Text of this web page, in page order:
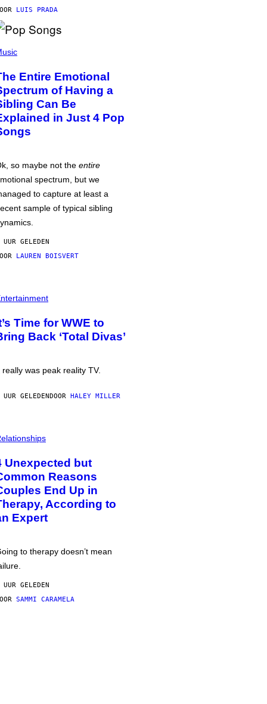
LUIS PRADA
Entire Emotional
of Having a
Can Be
in Just 4 Pop
so maybe not the entire
spectrum, but we
to capture at least a
sample of typical sibling
GELEDEN
LAUREN BOISVERT
Time for WWE to
Back ‘Total Divas’
really was peak reality TV.
GELEDENDOOR HALEY MILLER
Unexpected but
Reasons
End Up in
According to
Expert
to therapy doesn’t mean
GELEDEN
SAMMI CARAMELA